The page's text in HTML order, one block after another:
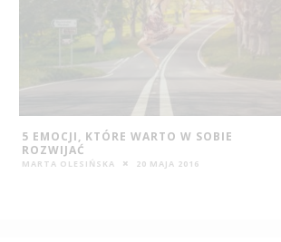
3 RZECZY, DZIĘKI KTÓRYM DOBIERAMY SIĘ
W PARY
REDAKCJA EDUTORIAL.PL 12 MAR 2016